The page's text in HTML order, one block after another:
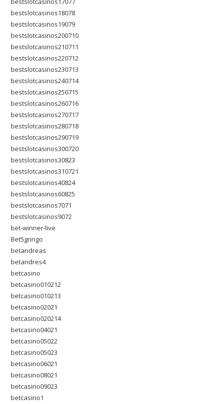
bestslotcasinos18078
bestslotcasinos19079
bestslotcasinos200710
bestslotcasinos210711
bestslotcasinos220712
bestslotcasinos230713
bestslotcasinos240714
bestslotcasinos250715
bestslotcasinos260716
bestslotcasinos270717
bestslotcasinos280718
bestslotcasinos290719
bestslotcasinos300720
bestslotcasinos30823
bestslotcasinos310721
bestslotcasinos40824
bestslotcasinos60825
bestslotcasinos7071
bestslotcasinos9072
bet-winner-live
Bet5gringo
betandreas
betandres4
betcasino
betcasino010212
betcasino010213
betcasino02021
betcasino020214
betcasino04021
betcasino05022
betcasino05023
betcasino06021
betcasino08021
betcasino09023
betcasino1